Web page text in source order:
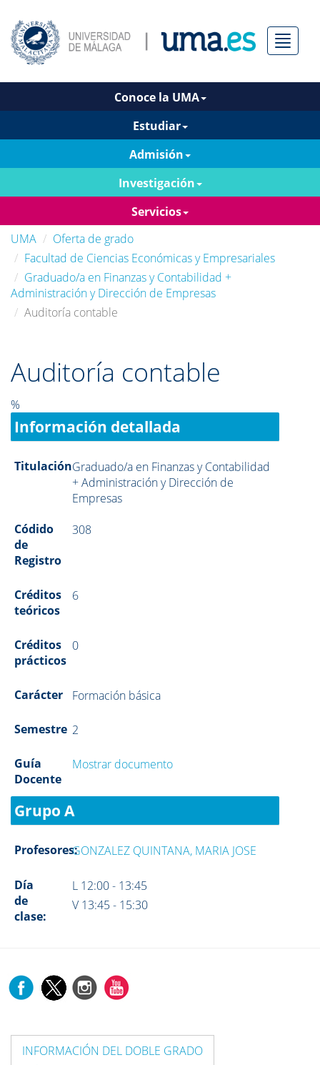
Menú
Conoce la UMA
Estudiar
Admisión
Investigación
Servicios
UMA
Oferta de grado
Facultad de Ciencias Económicas y Empresariales
Graduado/a en Finanzas y Contabilidad +
Administración y Dirección de Empresas
Auditoría contable
Auditoría contable
%
Información detallada
TitulaciónGraduado/a en Finanzas y Contabilidad
+ Administración y Dirección de
Empresas
Códido
de
Registro
308
Créditos
teóricos
6
Créditos
prácticos
0
Carácter Formación básica
Semestre 2
Guía
Docente
Mostrar documento
Grupo A
Profesores:GONZALEZ QUINTANA, MARIA JOSE
Día
de
clase:
L 12:00 - 13:45
V 13:45 - 15:30
INFORMACIÓN DEL DOBLE GRADO